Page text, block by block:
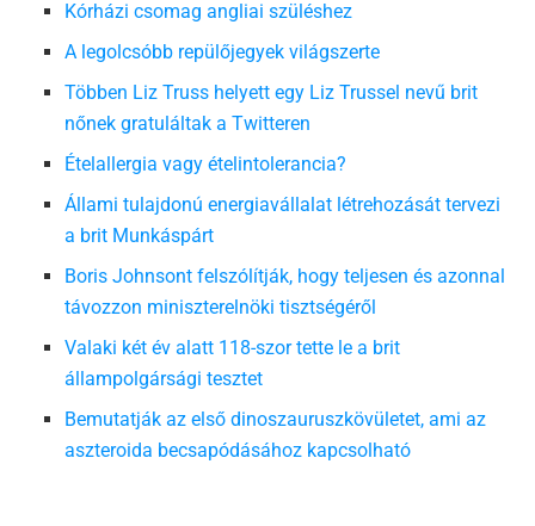
Kórházi csomag angliai szüléshez
A legolcsóbb repülőjegyek világszerte
Többen Liz Truss helyett egy Liz Trussel nevű brit
nőnek gratuláltak a Twitteren
Ételallergia vagy ételintolerancia?
Állami tulajdonú energiavállalat létrehozását tervezi
a brit Munkáspárt
Boris Johnsont felszólítják, hogy teljesen és azonnal
távozzon miniszterelnöki tisztségéről
Valaki két év alatt 118-szor tette le a brit
állampolgársági tesztet
Bemutatják az első dinoszauruszkövületet, ami az
aszteroida becsapódásához kapcsolható